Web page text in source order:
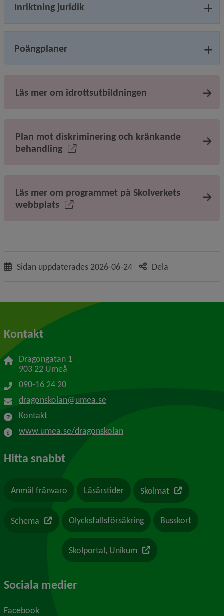
Inriktning juridik
Poängplaner
Läs mer om idrottsutbildningen
Plan mot diskriminering och kränkande
behandling
Läs mer om programmet på Skolverkets
webbplats
Sidan uppdaterades 2026-06-24 Dela
Kontakt
Dragongatan 1
903 22 Umeå
090-16 24 20
dragonskolan@umea.se
Kontakt
www.umea.se/dragonskolan
Hitta snabbt
Anmäl frånvaro Läsårstider Skolmat Länk till en
Schema Länk till en annan webbplats
Olycksfallsförsäkring Busskort
Skolportal, Unikum Länk till en annan
Sociala medier
Facebook